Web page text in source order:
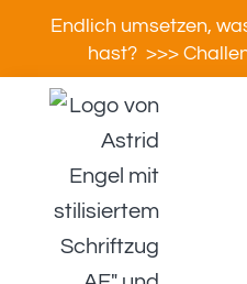
Endlich umsetzen,
hast? >>>